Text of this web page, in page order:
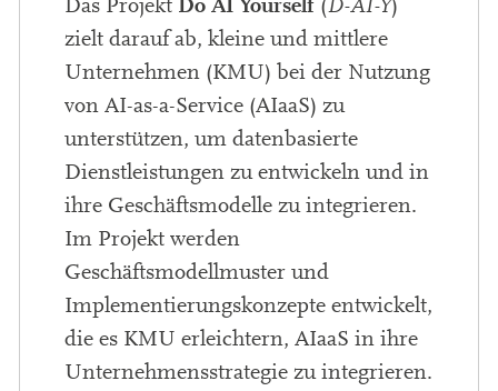
Das Projekt (D-AI-Y)
zielt darauf ab, kleine und mittlere
Unternehmen (KMU) bei der Nutzung
von AI-as-a-Service (AIaaS) zu
unterstützen, um datenbasierte
Dienstleistungen zu entwickeln und in
ihre Geschäftsmodelle zu integrieren.
Im Projekt werden
Geschäftsmodellmuster und
Implementierungskonzepte entwickelt,
die es KMU erleichtern, AIaaS in ihre
Unternehmensstrategie zu integrieren.